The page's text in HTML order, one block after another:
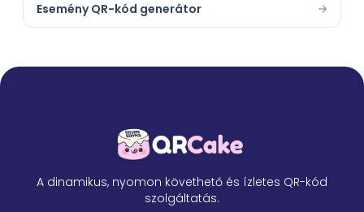
Esemény QR-kód generátor
A dinamikus, nyomon követhető és ízletes QR-kód
szolgáltatás.